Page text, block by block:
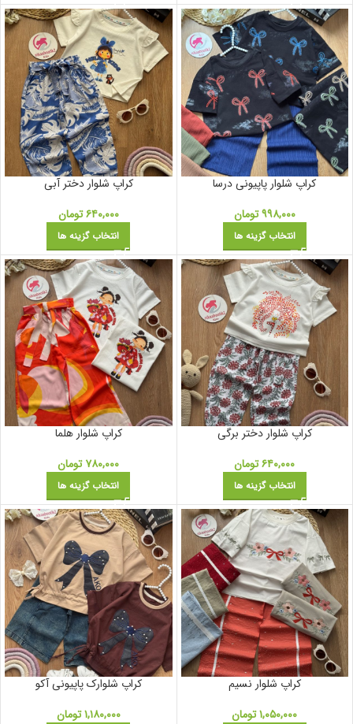
کراپ شلوار پاپیونی درسا
۹۹۸,۰۰۰تومان
انتخاب گزینه ها
کراپ شلوار دختر آبی
۶۴۰,۰۰۰تومان
انتخاب گزینه ها
کراپ شلوار دختر برگی
۶۴۰,۰۰۰تومان
انتخاب گزینه ها
کراپ شلوار هلما
۷۸۰,۰۰۰ تومان
انتخاب گزینه ها
کراپ شلوار نسیم
۱,۰۵۰,۰۰۰تومان
کراپ شلوارک پاپیونی آکو
۱,۱۸۰,۰۰۰تومان